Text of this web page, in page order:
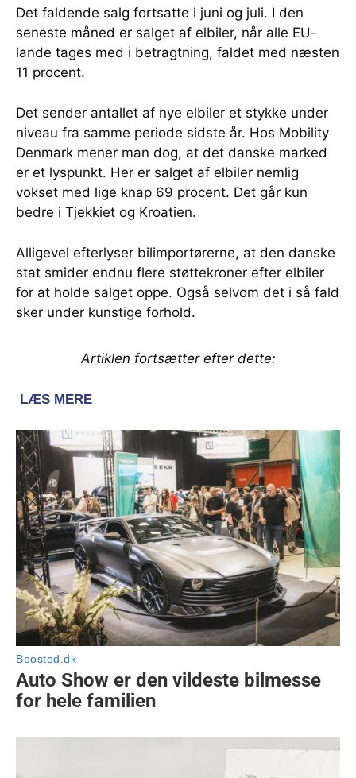
Det faldende salg fortsatte i juni og juli. I den
seneste måned er salget af elbiler, når alle EU-
lande tages med i betragtning, faldet med næsten
11 procent.
Det sender antallet af nye elbiler et stykke under
niveau fra samme periode sidste år. Hos Mobility
Denmark mener man dog, at det danske marked
er et lyspunkt. Her er salget af elbiler nemlig
vokset med lige knap 69 procent. Det går kun
bedre i Tjekkiet og Kroatien.
Alligevel efterlyser bilimportørerne, at den danske
stat smider endnu flere støttekroner efter elbiler
for at holde salget oppe. Også selvom det i så fald
sker under kunstige forhold.
Artiklen fortsætter efter dette: